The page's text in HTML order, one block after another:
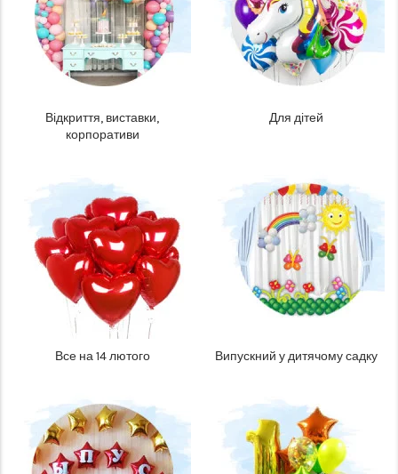
Відкриття, виставки,
корпоративи
Для дітей
Все на 14 лютого Випускний у дитячому садку